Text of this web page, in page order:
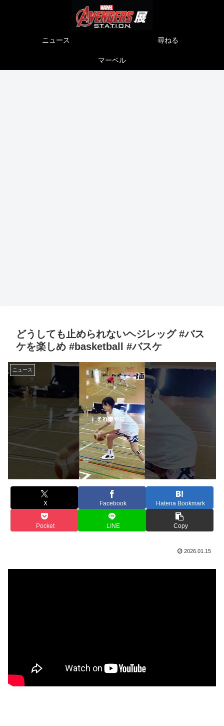
ニュース 尋ねる
マーベル
どうしても止められないヘジレッグ #バス
ケを楽しめ #basketball #バスケ
ニュース
X Facebook Hatena Bookmark
Pocket LINE Copy
2026.01.15